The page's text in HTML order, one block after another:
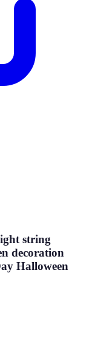
string
decoration
Halloween